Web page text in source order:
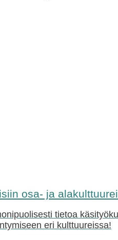
osa- ja
tietoa
eri kulttuureissa!